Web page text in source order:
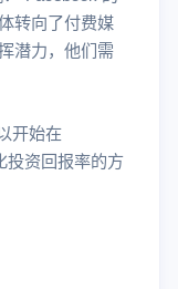
转向了付费媒
潜力，他们需
开始在
投资回报率的方